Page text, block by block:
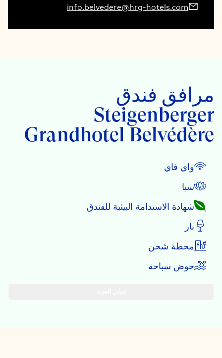
info.belvedere@hrg-hotels.com
مرافق فندق
Steigenberger
Grandhotel Belvédère
واي فاي
سبا
شهادة الاستدامة البيئية للفندق
بار
محطة شحن
حوض سباحة